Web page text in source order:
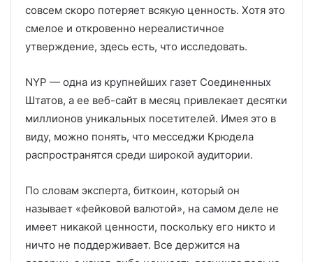
совсем скоро потеряет всякую ценность. Хотя это
смелое и откровенно нереалистичное
утверждение, здесь есть, что исследовать.
NYP — одна из крупнейших газет Соединенных
Штатов, а ее веб-сайт в месяц привлекает десятки
миллионов уникальных посетителей. Имея это в
виду, можно понять, что месседжи Крюдела
распространятся среди широкой аудитории.
По словам эксперта, биткоин, который он
называет «фейковой валютой», на самом деле не
имеет никакой ценности, поскольку его никто и
ничто не поддерживает. Все держится на